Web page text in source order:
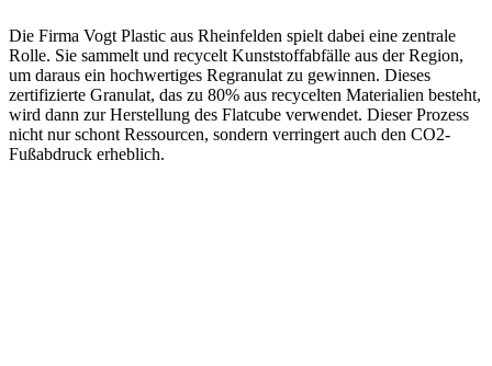
Die Firma Vogt Plastic aus Rheinfelden spielt dabei eine zentrale
Rolle. Sie sammelt und recycelt Kunststoffabfälle aus der Region,
um daraus ein hochwertiges Regranulat zu gewinnen. Dieses
zertifizierte Granulat, das zu 80% aus recycelten Materialien besteht,
wird dann zur Herstellung des Flatcube verwendet. Dieser Prozess
nicht nur schont Ressourcen, sondern verringert auch den CO2-
Fußabdruck erheblich.